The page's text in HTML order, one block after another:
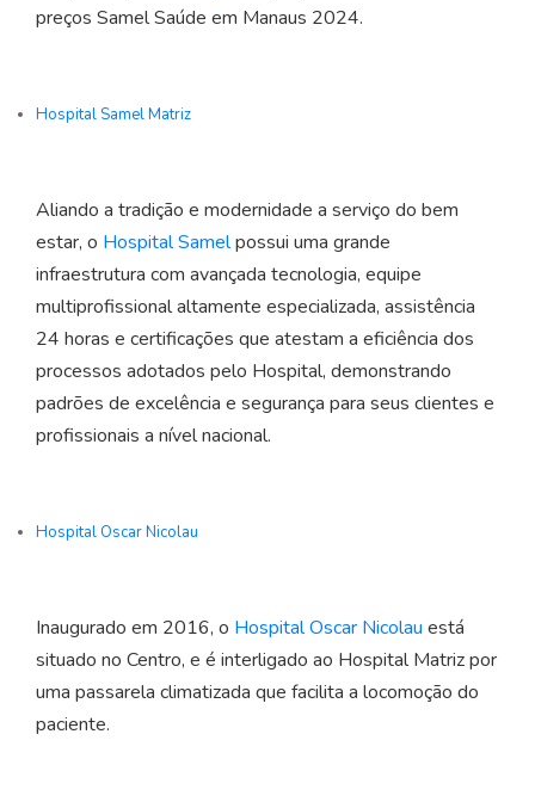
preços Samel Saúde em Manaus 2024.
Hospital Samel Matriz
Aliando a tradição e modernidade a serviço do bem
estar, o Hospital Samelpossui uma grande
infraestrutura com avançada tecnologia, equipe
multiprofissional altamente especializada, assistência
24 horas e certificações que atestam a eficiência dos
processos adotados pelo Hospital, demonstrando
padrões de excelência e segurança para seus clientes e
profissionais a nível nacional.
Hospital Oscar Nicolau
Inaugurado em 2016, o Hospital Oscar Nicolau está
situado no Centro, e é interligado ao Hospital Matriz por
uma passarela climatizada que facilita a locomoção do
paciente.